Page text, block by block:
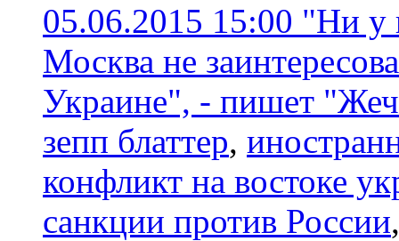
05.06.2015 15:00 "Ни у
Москва не
Украине", - пишет
зепп блаттер,
конфликт на востоке
санкции против России